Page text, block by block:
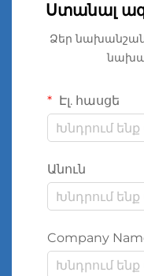
Ստանալ
Ձեր
Էլ. հասցե
Անուն
Company